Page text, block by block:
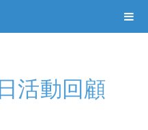
活動回顧